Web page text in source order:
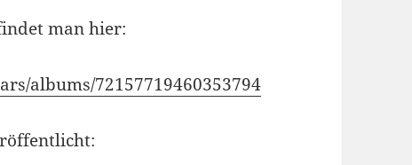
man hier:
albums/72157719460353794